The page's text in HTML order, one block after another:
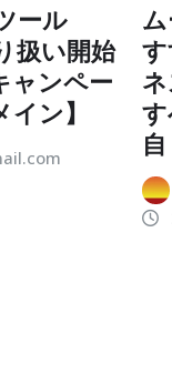
ール
扱い開始
ャンペー
ン】